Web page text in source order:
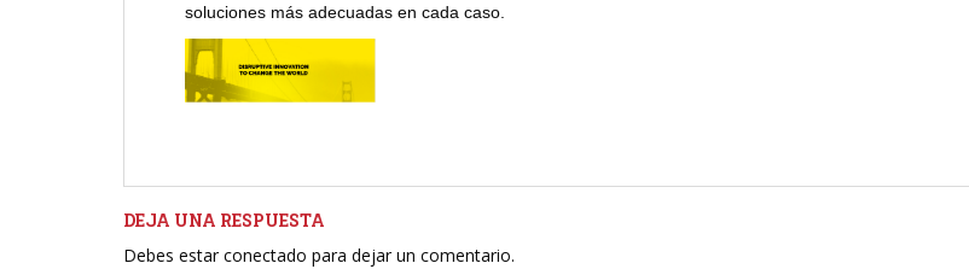
soluciones más adecuadas en cada caso.
DEJA UNA RESPUESTA
Debes estar conectado para dejar un comentario.